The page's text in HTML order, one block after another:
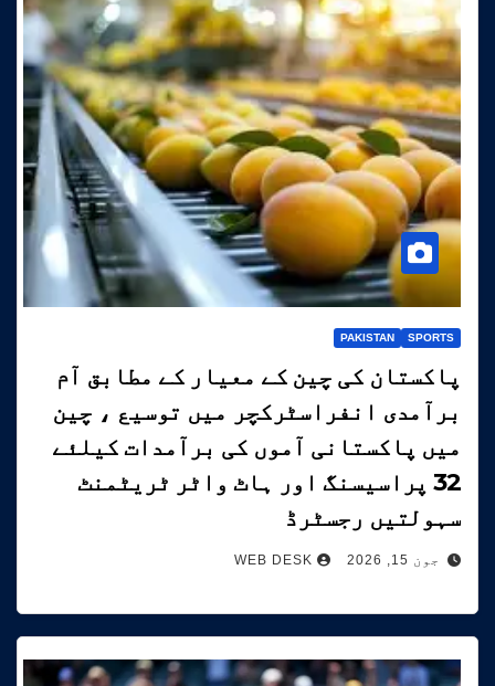
SPORTS
PAKISTAN
پاکستان کی چین کے معیار کے مطابق آم
برآمدی انفراسٹرکچر میں توسیع ، چین
میں پاکستانی آموں کی برآمدات کیلئے
32 پراسیسنگ اور ہاٹ واٹر ٹریٹمنٹ
سہولتیں رجسٹرڈ
جون 15, 2026 WEB DESK